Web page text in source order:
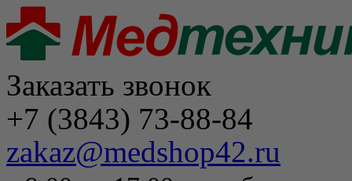
Заказать звонок
+7 (3843) 73-88-84
zakaz@medshop42.ru